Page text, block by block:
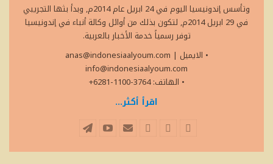
وتأسس إندونيسيا اليوم في 24 ابريل عام 2014م, وبدأ بثها التجريبي
في 29 ابريل 2014م, لتكون بذلك من أوائل وكالة أنباء في إندونيسيا
توفر رسمياً خدمة الأخبار بالعربية.
• الايميل
anas@indonesiaalyoum.com |
info@indonesiaalyoum.com
• الهاتف: 3764-1100-6281+
اقرأ أكثر...